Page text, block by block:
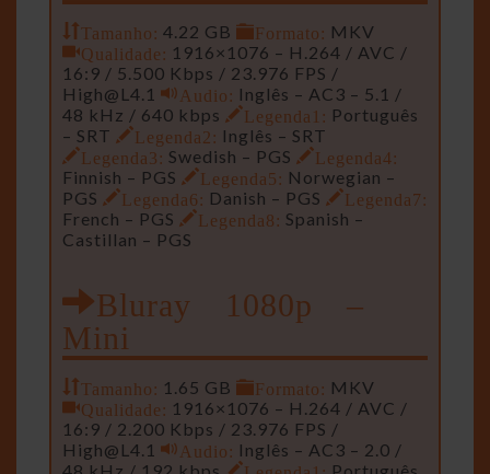
Tamanho: 4.22 GB Formato: MKV
Qualidade: 1916×1076 – H.264 / AVC /
16:9 / 5.500 Kbps / 23.976 FPS /
High@L4.1
Audio: Inglês – AC3 – 5.1 /
48 kHz / 640 kbps
Legenda1: Português
– SRT
Legenda2: Inglês – SRT
Legenda3: Swedish – PGS
Legenda4:
Finnish – PGS
Legenda5: Norwegian –
PGS
Legenda6: Danish – PGS
Legenda7:
French – PGS
Legenda8: Spanish –
Castillan – PGS
Bluray 1080p –
Mini
Tamanho: 1.65 GB Formato: MKV
Qualidade: 1916×1076 – H.264 / AVC /
16:9 / 2.200 Kbps / 23.976 FPS /
High@L4.1
Audio: Inglês – AC3 – 2.0 /